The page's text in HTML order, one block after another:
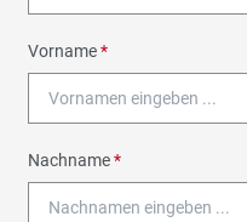
Vorname*
Nachname*